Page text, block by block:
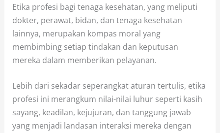
Etika profesi bagi tenaga kesehatan, yang meliputi
dokter, perawat, bidan, dan tenaga kesehatan
lainnya, merupakan kompas moral yang
membimbing setiap tindakan dan keputusan
mereka dalam memberikan pelayanan.
Lebih dari sekadar seperangkat aturan tertulis, etika
profesi ini merangkum nilai-nilai luhur seperti kasih
sayang, keadilan, kejujuran, dan tanggung jawab
yang menjadi landasan interaksi mereka dengan